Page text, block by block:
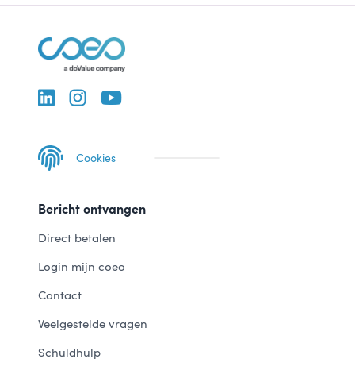
Cookies
Bericht ontvangen
Direct betalen
Login mijn coeo
Contact
Veelgestelde vragen
Schuldhulp